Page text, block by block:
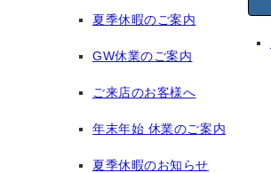
夏季休暇のご案内
GW休業のご案内
ご来店のお客様へ
年末年始 休業のご案内
夏季休暇のお知らせ